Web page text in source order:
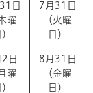
日
曜
7月31日
（火曜
日）
2日
曜
8月31日
（金曜
日）